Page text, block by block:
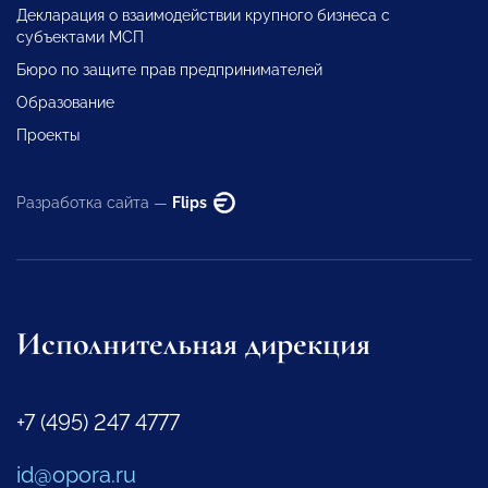
Декларация о взаимодействии крупного бизнеса с
субъектами МСП
Бюро по защите прав предпринимателей
Образование
Проекты
Разработка сайта — Flips
Исполнительная дирекция
+7 (495) 247 4777
id@opora.ru